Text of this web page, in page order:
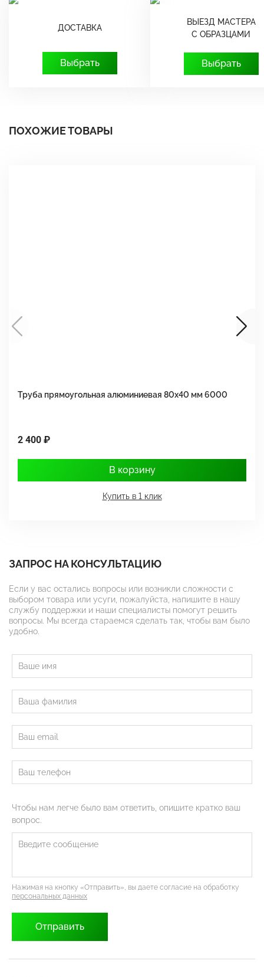
ДОСТАВКА
Выбрать
ВЫЕЗД МАСТЕРА
С ОБРАЗЦАМИ
Выбрать
ПОХОЖИЕ ТОВАРЫ
Труба прямоугольная алюминиевая 80х40 мм 6000
2 400 ₽
В корзину
Купить в 1 клик
ЗАПРОС НА КОНСУЛЬТАЦИЮ
Если у вас остались вопросы или возникли сложности с
выбором товара или усуги, пожалуйста, напишите в нашу
службу поддержки и наши специалисты помогут решить
вопросы. Мы всегда стараемся сделать так, чтобы вам было
удобно.
Чтобы нам легче было вам ответить, опишите кратко ваш
вопрос.
Нажимая на кнопку «Отправить», вы даете согласие на обработку
персональных данных